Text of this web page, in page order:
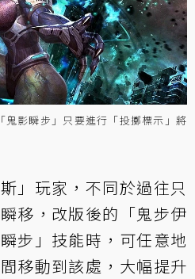
鬼影瞬步」只要進行「投擲標示」將
」玩家，不同於過往只
移，改版後的「鬼步伊
步」技能時，可任意地
移動到該處，大幅提升